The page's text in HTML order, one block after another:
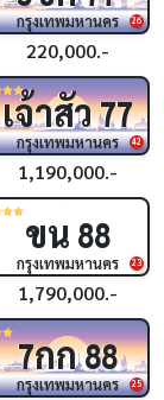
26
กรุงเทพมหานคร
220,000.-
42
เจ้าสัว77
กรุงเทพมหานคร
1,190,000.-
23
ขน 88
กรุงเทพมหานคร
1,790,000.-
25
7กก88
กรุงเทพมหานคร